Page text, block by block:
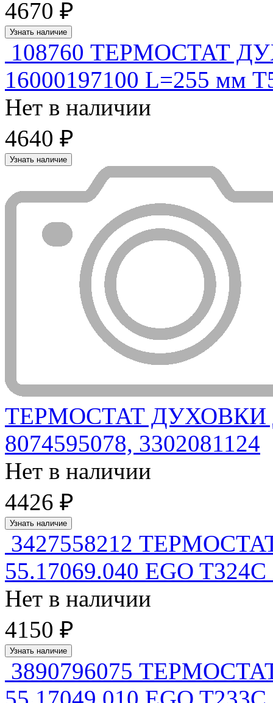
4670 ₽
Узнать наличие
108760 ТЕРМОСТАТ
16000197100 L=255 мм
Нет в наличии
4640 ₽
Узнать наличие
ТЕРМОСТАТ ДУХОВКИ
8074595078, 3302081124
Нет в наличии
4426 ₽
Узнать наличие
3427558212
55.17069.040 EGO
Нет в наличии
4150 ₽
Узнать наличие
3890796075